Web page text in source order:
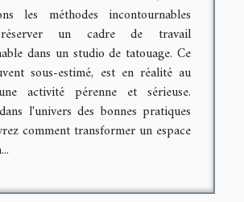
les méthodes incontournables
un cadre de travail
dans un studio de tatouage. Ce
sous-estimé, est en réalité au
activité pérenne et sérieuse.
l'univers des bonnes pratiques
comment transformer un espace